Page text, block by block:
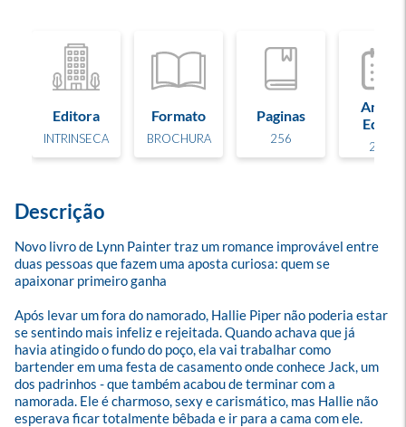
Editora
INTRINSECA
Formato
BROCHURA
Paginas
256
Ano de
Edição
2025
Descrição
Novo livro de Lynn Painter traz um romance improvável entre
duas pessoas que fazem uma aposta curiosa: quem se
apaixonar primeiro ganha
Após levar um fora do namorado, Hallie Piper não poderia estar
se sentindo mais infeliz e rejeitada. Quando achava que já
havia atingido o fundo do poço, ela vai trabalhar como
bartender em uma festa de casamento onde conhece Jack, um
dos padrinhos - que também acabou de terminar com a
namorada. Ele é charmoso, sexy e carismático, mas Hallie não
esperava ficar totalmente bêbada e ir para a cama com ele.